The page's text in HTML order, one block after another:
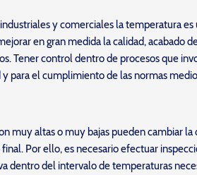
y comerciales la temperatura
en gran medida la calidad, acabado
Tener control dentro de procesos que
y para el cumplimiento de las normas
muy altas o muy bajas pueden cambiar
Por ello, es necesario efectuar
dentro del intervalo de temperaturas